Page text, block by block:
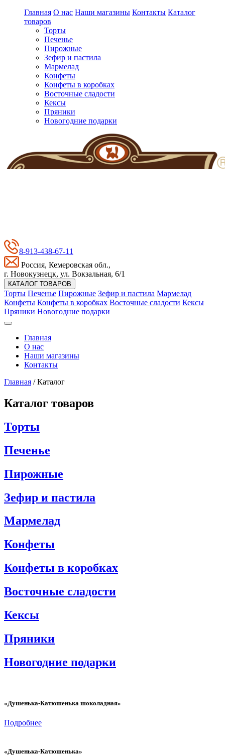
Главная О нас Наши магазины Контакты Каталог
товаров
Торты
Печенье
Пирожные
Зефир и пастила
Мармелад
Конфеты
Конфеты в коробках
Восточные сладости
Кексы
Пряники
Новогодние подарки
8-913-438-67-11
Россия, Кемеровская обл.,
г. Новокузнецк, ул. Вокзальная, 6/1
КАТАЛОГ ТОВАРОВ
Торты Печенье Пирожные Зефир и пастила Мармелад
Конфеты Конфеты в коробках Восточные сладости Кексы
Пряники Новогодние подарки
Главная
О нас
Наши магазины
Контакты
Главная / Каталог
Каталог товаров
Торты
Печенье
Пирожные
Зефир и пастила
Мармелад
Конфеты
Конфеты в коробках
Восточные сладости
Кексы
Пряники
Новогодние подарки
«Душенька-Катюшенька шоколадная»
Подробнее
«Душенька-Катюшенька»